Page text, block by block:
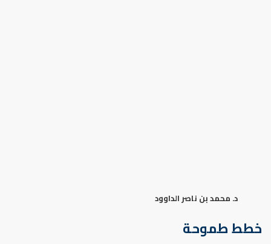
د. محمد بن ناصر الداوود
خطط طموحة